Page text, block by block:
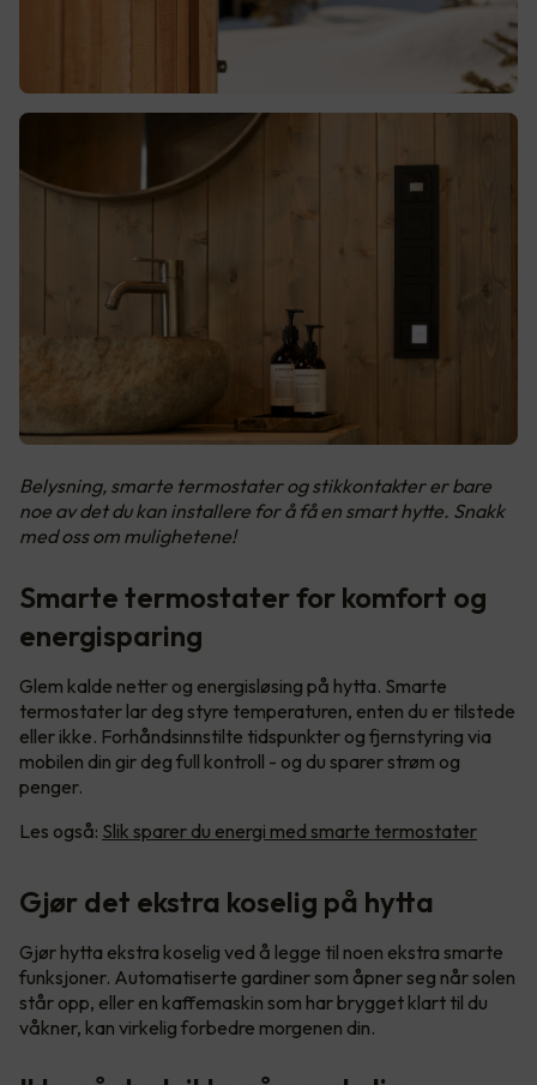
Belysning, smarte termostater og stikkontakter er bare
noe av det du kan installere for å få en smart hytte. Snakk
med oss om mulighetene!
Smarte termostater for komfort og
energisparing
Glem kalde netter og energisløsing på hytta. Smarte
termostater lar deg styre temperaturen, enten du er tilstede
eller ikke. Forhåndsinnstilte tidspunkter og fjernstyring via
mobilen din gir deg full kontroll - og du sparer strøm og
penger.
Les også: Slik sparer du energi med smarte termostater
Gjør det ekstra koselig på hytta
Gjør hytta ekstra koselig ved å legge til noen ekstra smarte
funksjoner. Automatiserte gardiner som åpner seg når solen
står opp, eller en kaffemaskin som har brygget klart til du
våkner, kan virkelig forbedre morgenen din.